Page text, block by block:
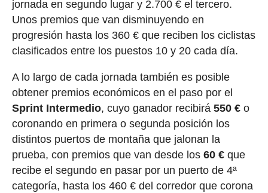
jornada en segundo lugar y 2.700 € el tercero.
Unos premios que van disminuyendo en
progresión hasta los 360 € que reciben los ciclistas
clasificados entre los puestos 10 y 20 cada día.
A lo largo de cada jornada también es posible
obtener premios económicos en el paso por el
Sprint Intermedio, cuyo ganador recibirá550 €o
coronando en primera o segunda posición los
distintos puertos de montaña que jalonan la
prueba, con premios que van desde los 60 €que
recibe el segundo en pasar por un puerto de 4ª
categoría, hasta los 460 € del corredor que corona